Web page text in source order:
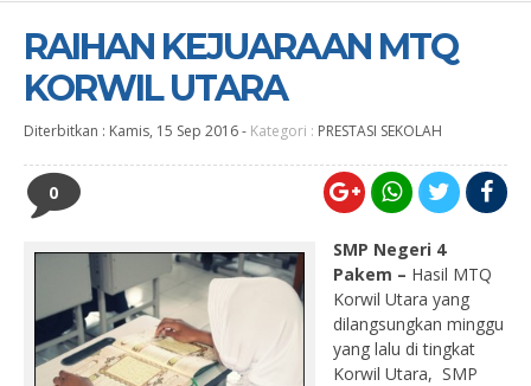
RAIHAN KEJUARAAN MTQ
KORWIL UTARA
Diterbitkan : Kamis, 15 Sep 2016- Kategori : PRESTASI SEKOLAH
0
SMP Negeri 4
Pakem – Hasil MTQ
Korwil Utara yang
dilangsungkan minggu
yang lalu di tingkat
Korwil Utara, SMP